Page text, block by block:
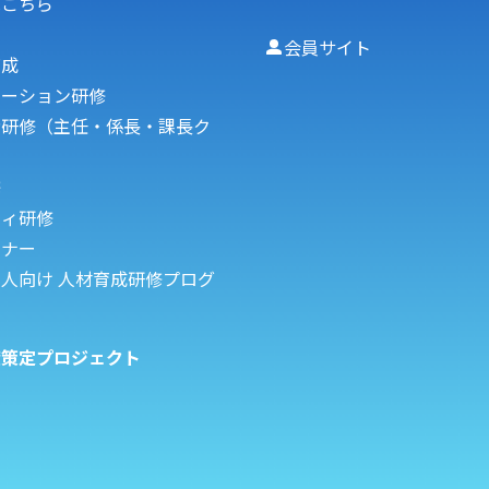
ション研修
修（主任・係長・課長ク
研修
ー
向け 人材育成研修プログ
定プロジェクト
会員サイト